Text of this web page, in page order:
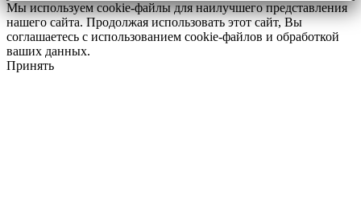
Мы используем cookie-файлы для наилучшего представления
нашего сайта. Продолжая использовать этот сайт, Вы
соглашаетесь с использованием cookie-файлов и обработкой
ваших данных.
Принять